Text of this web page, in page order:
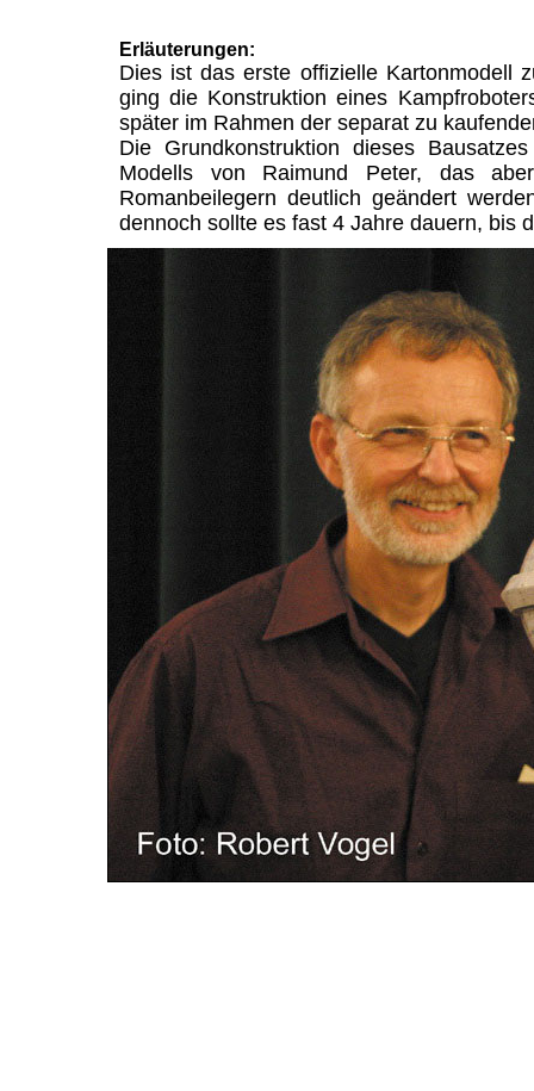
Erläuterungen:
Dies ist das erste offizielle Kartonmodell
ging die Konstruktion eines
später im Rahmen der separat zu
Die Grundkonstruktion dieses
Modells von Raimund Peter, das
Romanbeilegern deutlich geändert
dennoch sollte es fast 4 Jahre dauern, bis